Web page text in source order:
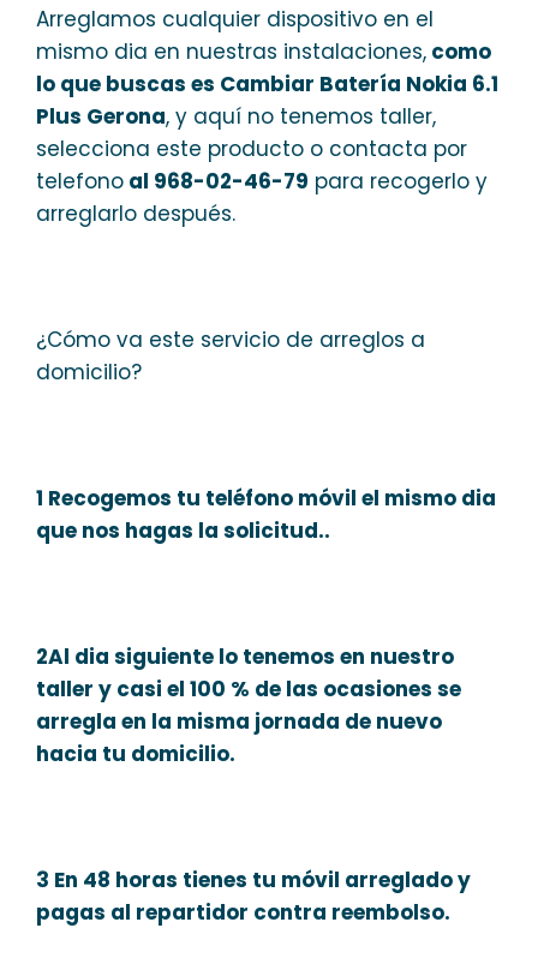
Arreglamos cualquier dispositivo en el
mismo dia en nuestras instalaciones, como
lo que buscas es Cambiar Batería Nokia 6.1
Plus Gerona, y aquí no tenemos taller,
selecciona este producto o contacta por
telefono al 968-02-46-79 para recogerlo y
arreglarlo después.
¿Cómo va este servicio de arreglos a
domicilio?
1 Recogemos tu teléfono móvil el mismo dia
que nos hagas la solicitud..
2Al dia siguiente lo tenemos en nuestro
taller y casi el 100 % de las ocasiones se
arregla en la misma jornada de nuevo
hacia tu domicilio.
3 En 48 horas tienes tu móvil arreglado y
pagas al repartidor contra reembolso.